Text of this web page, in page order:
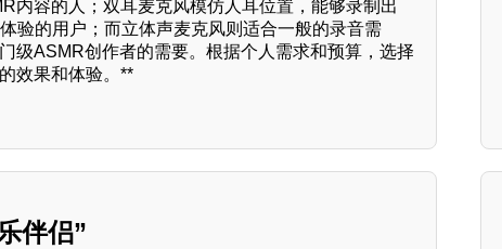
内容的人；双耳麦克风模仿人耳位置，能够录制出
验的用户；而立体声麦克风则适合一般的录音需
级ASMR创作者的需要。根据个人需求和预算，选择
效果和体验。**
伴侣”